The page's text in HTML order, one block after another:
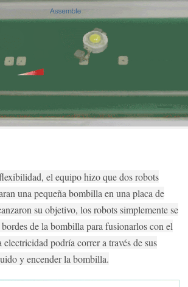
el equipo hizo que dos robots
una pequeña bombilla en una placa de
su objetivo, los robots simplemente se
de la bombilla para fusionarlos con el
electricidad podría correr a través de sus
y encender la bombilla.